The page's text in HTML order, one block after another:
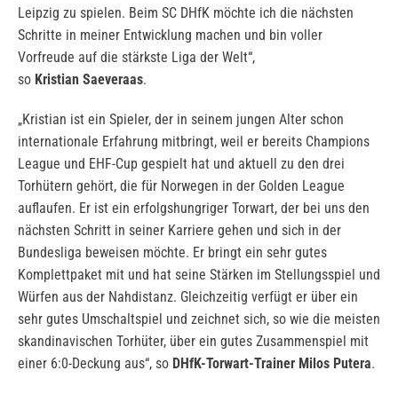
Leipzig zu spielen. Beim SC DHfK möchte ich die nächsten
Schritte in meiner Entwicklung machen und bin voller
Vorfreude auf die stärkste Liga der Welt“,
so Kristian Saeveraas.
„Kristian ist ein Spieler, der in seinem jungen Alter schon
internationale Erfahrung mitbringt, weil er bereits Champions
League und EHF-Cup gespielt hat und aktuell zu den drei
Torhütern gehört, die für Norwegen in der Golden League
auflaufen. Er ist ein erfolgshungriger Torwart, der bei uns den
nächsten Schritt in seiner Karriere gehen und sich in der
Bundesliga beweisen möchte. Er bringt ein sehr gutes
Komplettpaket mit und hat seine Stärken im Stellungsspiel und
Würfen aus der Nahdistanz. Gleichzeitig verfügt er über ein
sehr gutes Umschaltspiel und zeichnet sich, so wie die meisten
skandinavischen Torhüter, über ein gutes Zusammenspiel mit
einer 6:0-Deckung aus“, so DHfK-Torwart-Trainer Milos Putera.